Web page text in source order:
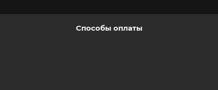
Способы оплаты